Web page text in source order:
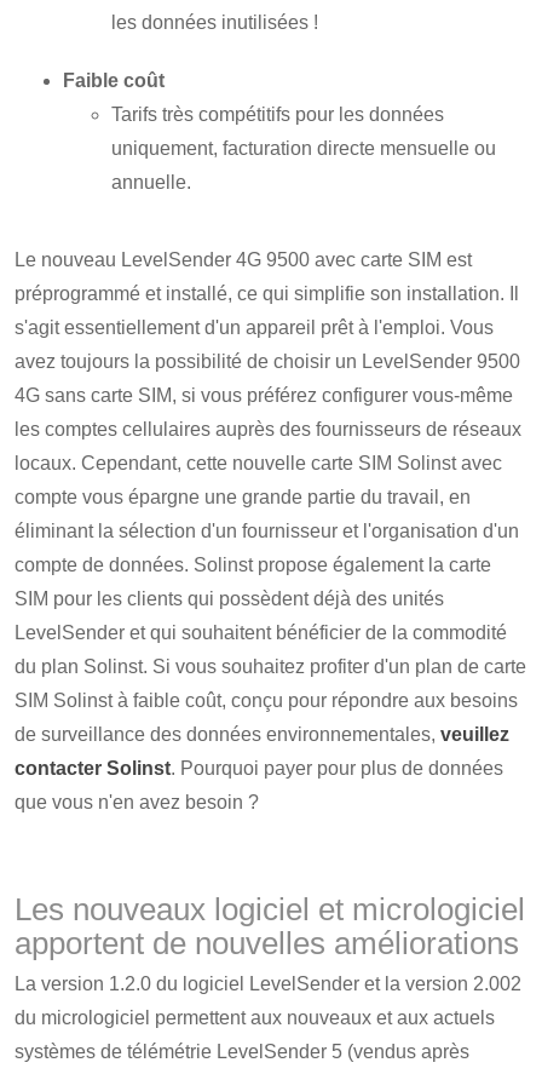
les données inutilisées !
Faible coût
Tarifs très compétitifs pour les données
uniquement, facturation directe mensuelle ou
annuelle.
Le nouveau LevelSender 4G 9500 avec carte SIM est
préprogrammé et installé, ce qui simplifie son installation. Il
s'agit essentiellement d'un appareil prêt à l'emploi. Vous
avez toujours la possibilité de choisir un LevelSender 9500
4G sans carte SIM, si vous préférez configurer vous-même
les comptes cellulaires auprès des fournisseurs de réseaux
locaux. Cependant, cette nouvelle carte SIM Solinst avec
compte vous épargne une grande partie du travail, en
éliminant la sélection d'un fournisseur et l'organisation d'un
compte de données. Solinst propose également la carte
SIM pour les clients qui possèdent déjà des unités
LevelSender et qui souhaitent bénéficier de la commodité
du plan Solinst. Si vous souhaitez profiter d'un plan de carte
SIM Solinst à faible coût, conçu pour répondre aux besoins
de surveillance des données environnementales, veuillez
contacter Solinst. Pourquoi payer pour plus de données
que vous n'en avez besoin ?
Les nouveaux logiciel et micrologiciel
apportent de nouvelles améliorations
La version 1.2.0 du logiciel LevelSender et la version 2.002
du micrologiciel permettent aux nouveaux et aux actuels
systèmes de télémétrie LevelSender 5 (vendus après